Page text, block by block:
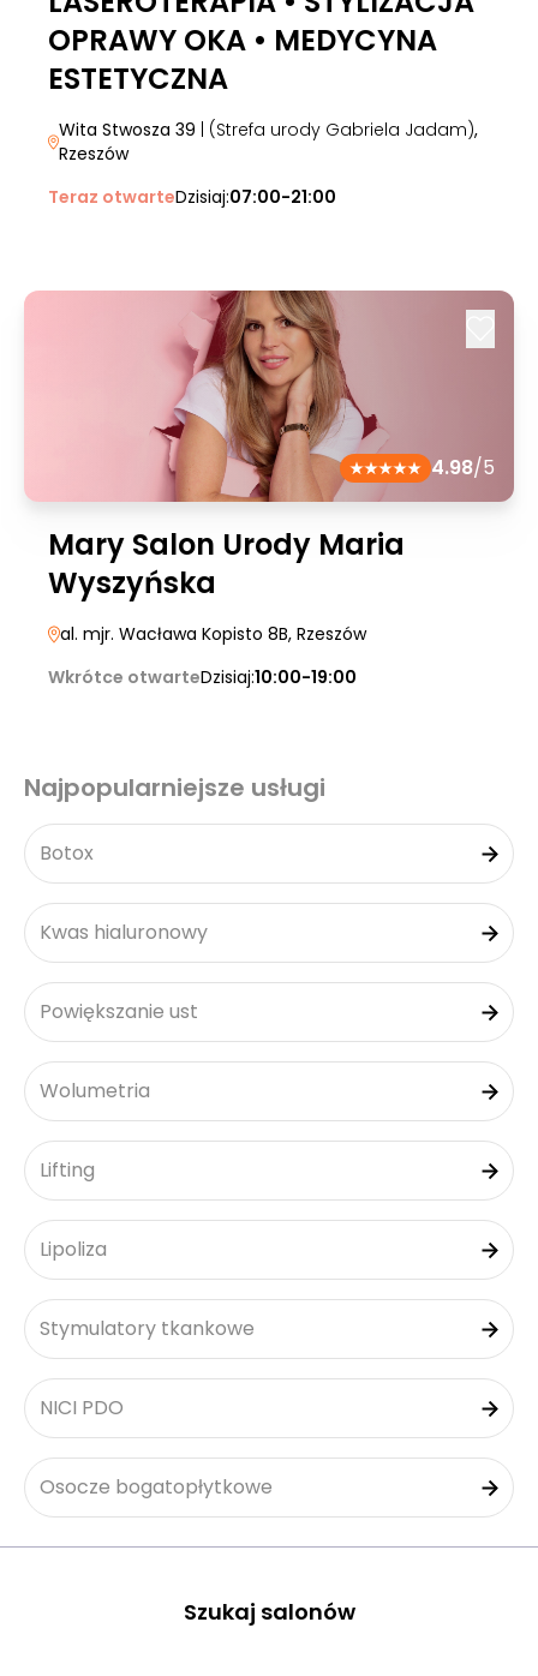
OPRAWY OKA • MEDYCYNA
ESTETYCZNA
Wita Stwosza 39 | (Strefa urody Gabriela Jadam),
Rzeszów
Teraz otwarteDzisiaj:07:00-21:00
4.98/5
Mary Salon Urody Maria
Wyszyńska
al. mjr. Wacława Kopisto 8B, Rzeszów
Wkrótce otwarteDzisiaj:10:00-19:00
Najpopularniejsze usługi
Botox
Kwas hialuronowy
Powiększanie ust
Wolumetria
Lifting
Lipoliza
Stymulatory tkankowe
NICI PDO
Osocze bogatopłytkowe
Szukaj salonów